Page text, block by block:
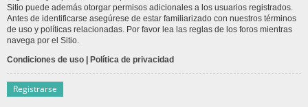
Sitio puede además otorgar permisos adicionales a los usuarios registrados.
Antes de identificarse asegúrese de estar familiarizado con nuestros términos
de uso y políticas relacionadas. Por favor lea las reglas de los foros mientras
navega por el Sitio.
Condiciones de uso | Política de privacidad
Registrarse